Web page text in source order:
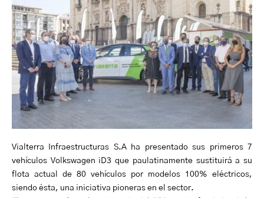
Vialterra Infraestructuras S.A ha presentado sus primeros 7
vehículos Volkswagen iD3 que paulatinamente sustituirá a su
flota actual de 80 vehículos por modelos 100% eléctricos,
siendo ésta, una iniciativa pioneras en el sector.